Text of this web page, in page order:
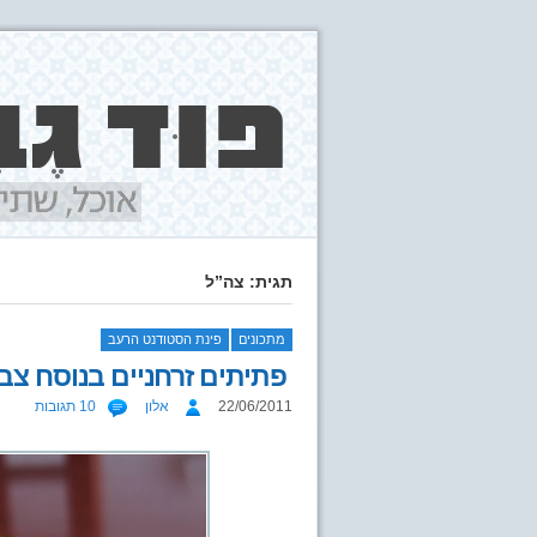
תגית: צה”ל
מתכונים פינת הסטודנט הרעב
פתיתים זרחניים בנוסח
22/06/2011 אלון 10 תגובות